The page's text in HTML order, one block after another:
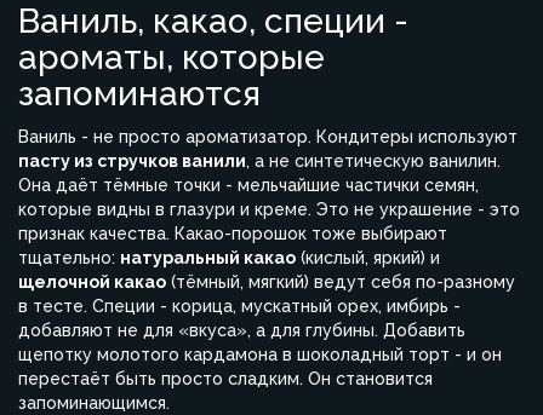
Ваниль, какао, специи -
ароматы, которые
запоминаются
Ваниль - не просто ароматизатор. Кондитеры используют
пасту из стручков ванили, а не синтетическую ванилин.
Она даёт тёмные точки - мельчайшие частички семян,
которые видны в глазури и креме. Это не украшение - это
признак качества. Какао-порошок тоже выбирают
тщательно: натуральный какао (кислый, яркий) и
щелочной какао (тёмный, мягкий) ведут себя по-разному
в тесте. Специи - корица, мускатный орех, имбирь -
добавляют не для «вкуса», а для глубины. Добавить
щепотку молотого кардамона в шоколадный торт - и он
перестаёт быть просто сладким. Он становится
запоминающимся.